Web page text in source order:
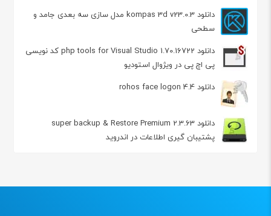
دانلود kompas 3d v23.0.3 مدل سازی سه بعدی جامد و
سطحی
دانلود php tools for Visual Studio 1.70.16722 کد نویسی
پی اچ پی در ویژوال استودیو
دانلود rohos face logon 4.4
دانلود super backup & Restore Premium 2.3.63
پشتیبان گیری اطلاعات در اندروید